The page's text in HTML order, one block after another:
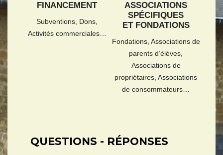
FINANCEMENT
Subventions, Dons,
Activités commerciales…
ASSOCIATIONS
SPÉCIFIQUES
ET FONDATIONS
Fondations, Associations de
parents d’élèves,
Associations de
propriétaires,Associations
de consommateurs…
QUESTIONS - RÉPONSES